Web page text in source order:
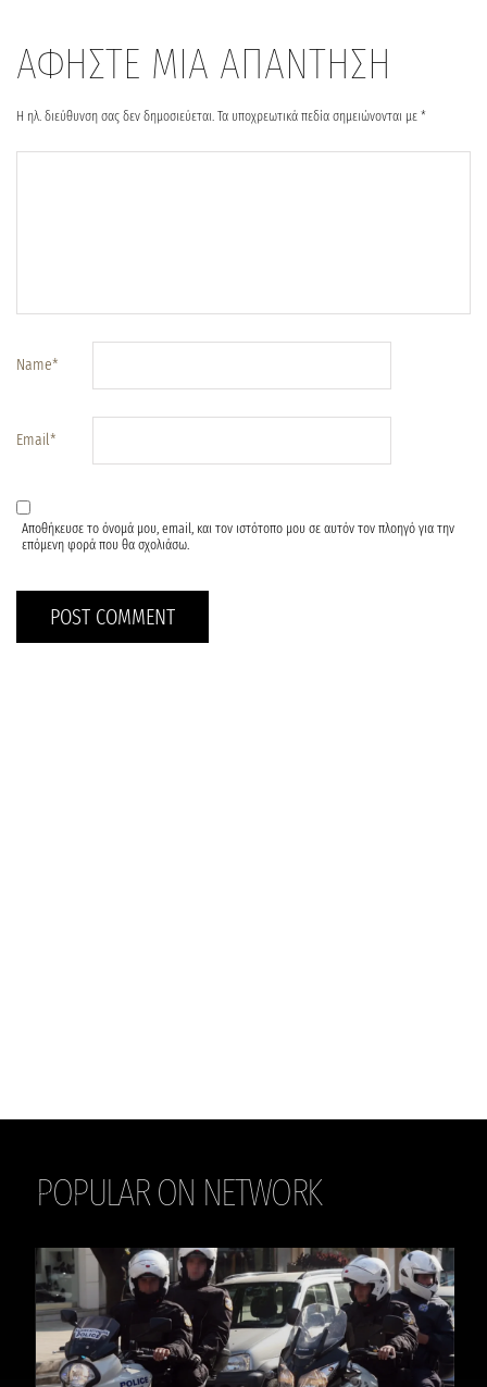
ΑΦΗΣΤΕ ΜΙΑ ΑΠΑΝΤΗΣΗ
Η ηλ. διεύθυνση σας δεν δημοσιεύεται. Τα υποχρεωτικά πεδία σημειώνονται με *
Name*
Email*
Αποθήκευσε το όνομά μου, email, και τον ιστότοπο μου σε αυτόν τον πλοηγό για την
επόμενη φορά που θα σχολιάσω.
POPULAR ON NETWORK
THE DAILY